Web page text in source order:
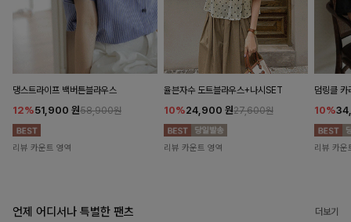
댕스트라이프 백버튼블라우스
12%51,900 원58,900원
리뷰 카운트 영역
율븐자수 도트블라우스+나시SET
10%24,900 원27,600원
리뷰 카운트 영역
덤링클 카
10%
리뷰 카운
언제 어디서나 특별한 팬츠 더보기